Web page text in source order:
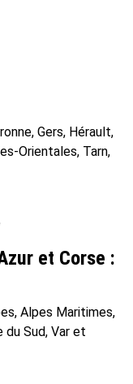
Gers, Hérault,
Orientales, Tarn,
et Corse :
Alpes Maritimes,
du Sud, Var et